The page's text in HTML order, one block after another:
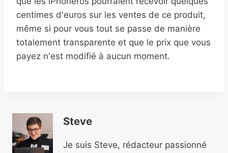
centimes d'euros sur les ventes de ce produit,
même si pour vous tout se passe de manière
totalement transparente et que le prix que vous
payez n'est modifié à aucun moment.
Steve
Je suis Steve, rédacteur passionné